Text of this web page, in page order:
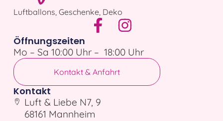
Luftballons, Geschenke, Deko
Öffnungszeiten
Mo – Sa 10:00 Uhr – 18:00 Uhr
Kontakt & Anfahrt
Kontakt
Luft & Liebe N7, 9
68161 Mannheim